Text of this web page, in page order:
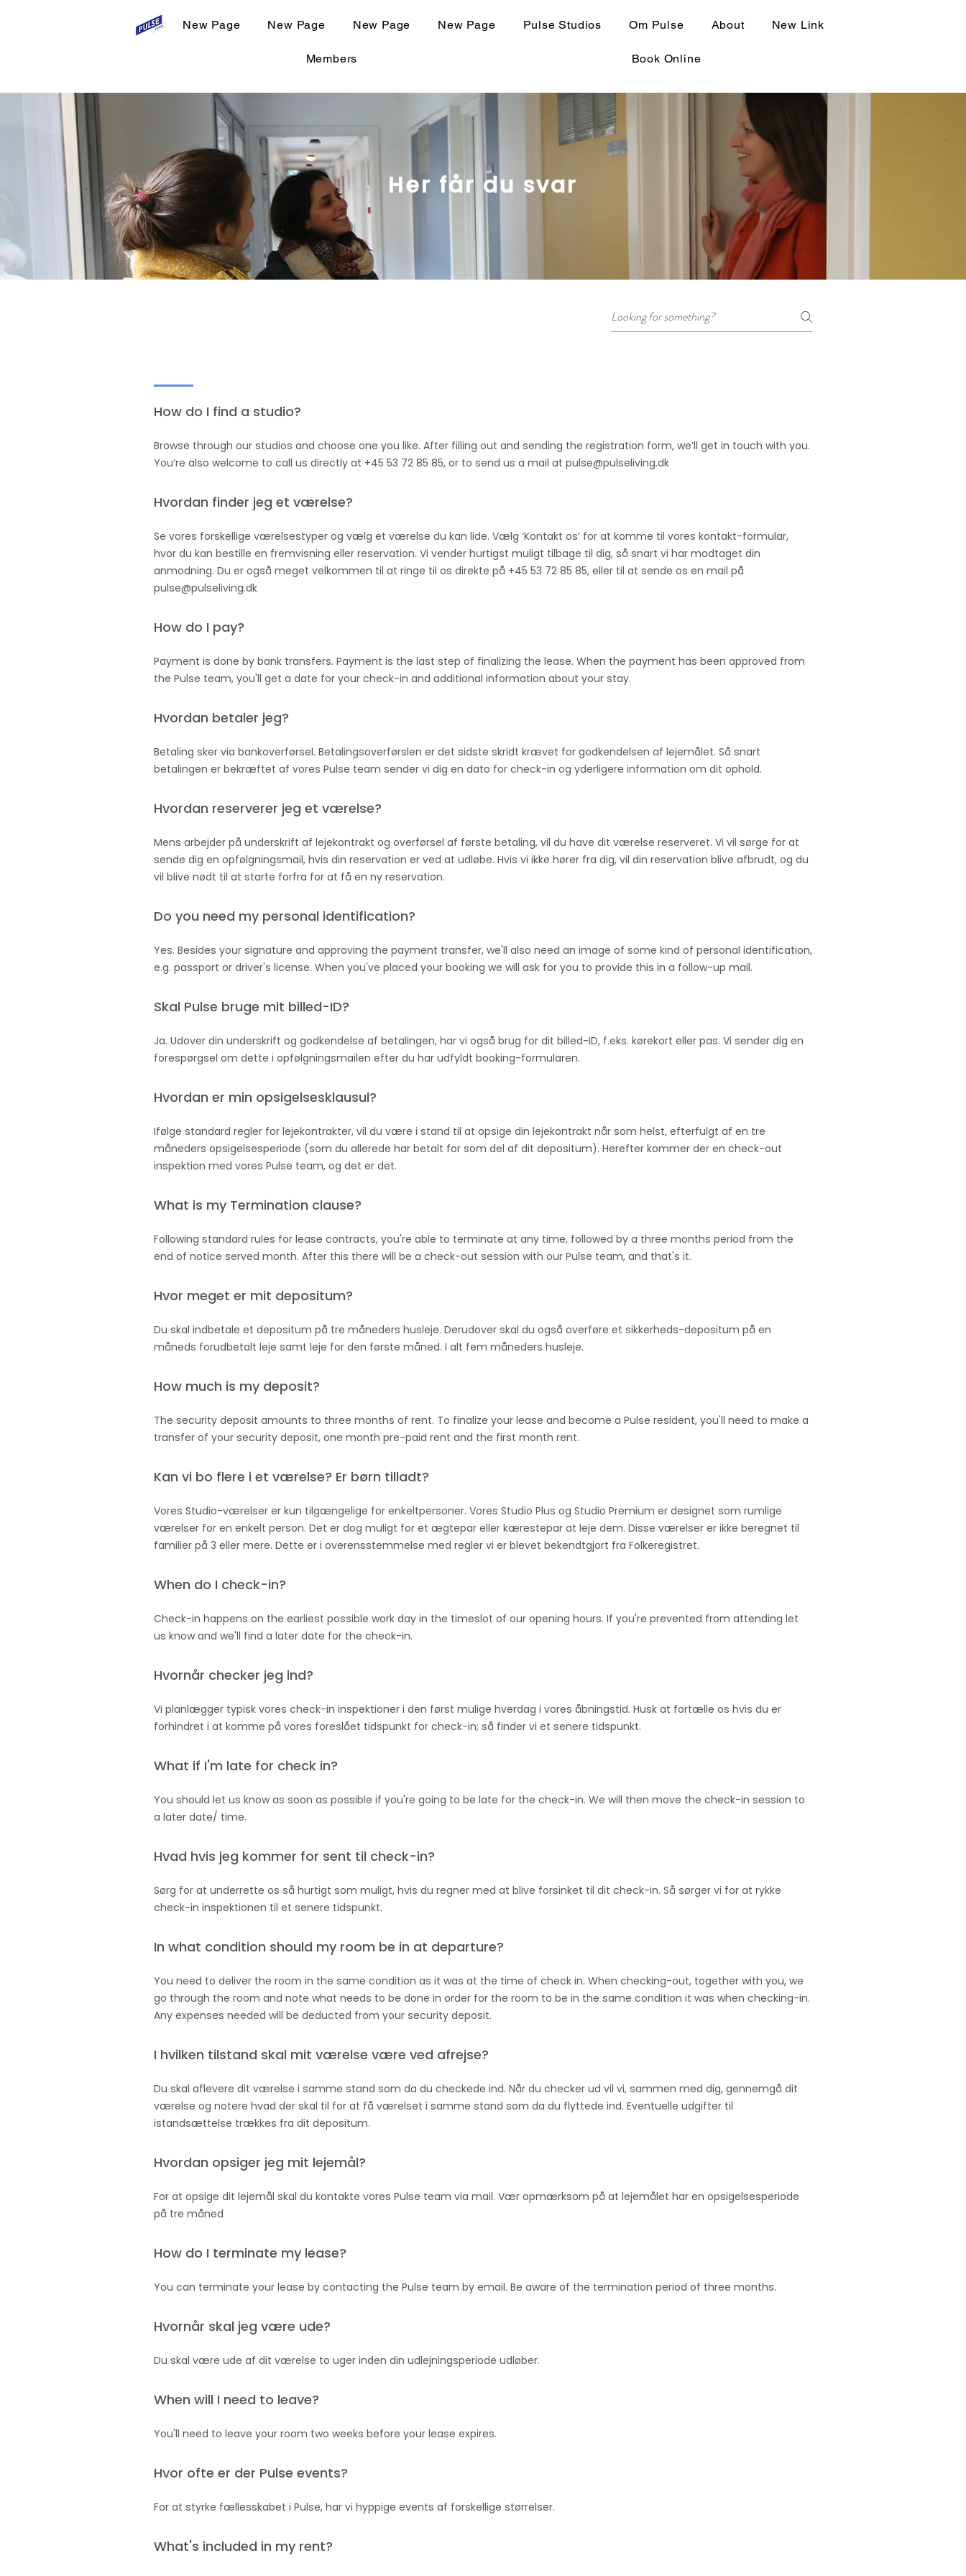
New Page New Page New Page New Page Pulse Studios Om Pulse About New Link
Members Book Online
Her får du svar
How do I find a studio?
Browse through our studios and choose one you like. After filling out and sending the registration form, we’ll get in touch with you.
You’re also welcome to call us directly at +45 53 72 85 85, or to send us a mail at pulse@pulseliving.dk
Hvordan finder jeg et værelse?
Se vores forskellige værelsestyper og vælg et værelse du kan lide. Vælg ‘Kontakt os’ for at komme til vores kontakt-formular,
hvor du kan bestille en fremvisning eller reservation. Vi vender hurtigst muligt tilbage til dig, så snart vi har modtaget din
anmodning. Du er også meget velkommen til at ringe til os direkte på +45 53 72 85 85, eller til at sende os en mail på
pulse@pulseliving.dk
How do I pay?
Payment is done by bank transfers. Payment is the last step of finalizing the lease. When the payment has been approved from
the Pulse team, you'll get a date for your check-in and additional information about your stay.
Hvordan betaler jeg?
Betaling sker via bankoverførsel. Betalingsoverførslen er det sidste skridt krævet for godkendelsen af lejemålet. Så snart
betalingen er bekræftet af vores Pulse team sender vi dig en dato for check-in og yderligere information om dit ophold.
Hvordan reserverer jeg et værelse?
Mens arbejder på underskrift af lejekontrakt og overførsel af første betaling, vil du have dit værelse reserveret. Vi vil sørge for at
sende dig en opfølgningsmail, hvis din reservation er ved at udløbe. Hvis vi ikke hører fra dig, vil din reservation blive afbrudt, og du
vil blive nødt til at starte forfra for at få en ny reservation.
Do you need my personal identification?
Yes. Besides your signature and approving the payment transfer, we'll also need an image of some kind of personal identification,
e.g. passport or driver's license. When you've placed your booking we will ask for you to provide this in a follow-up mail.
Skal Pulse bruge mit billed-ID?
Ja. Udover din underskrift og godkendelse af betalingen, har vi også brug for dit billed-ID, f.eks. kørekort eller pas. Vi sender dig en
forespørgsel om dette i opfølgningsmailen efter du har udfyldt booking-formularen.
Hvordan er min opsigelsesklausul?
Ifølge standard regler for lejekontrakter, vil du være i stand til at opsige din lejekontrakt når som helst, efterfulgt af en tre
måneders opsigelsesperiode (som du allerede har betalt for som del af dit depositum). Herefter kommer der en check-out
inspektion med vores Pulse team, og det er det.
What is my Termination clause?
Following standard rules for lease contracts, you're able to terminate at any time, followed by a three months period from the
end of notice served month. After this there will be a check-out session with our Pulse team, and that's it.
Hvor meget er mit depositum?
Du skal indbetale et depositum på tre måneders husleje. Derudover skal du også overføre et sikkerheds-depositum på en
måneds forudbetalt leje samt leje for den første måned. I alt fem måneders husleje.
How much is my deposit?
The security deposit amounts to three months of rent. To finalize your lease and become a Pulse resident, you'll need to make a
transfer of your security deposit, one month pre-paid rent and the first month rent.
Kan vi bo flere i et værelse? Er børn tilladt?
Vores Studio-værelser er kun tilgængelige for enkeltpersoner. Vores Studio Plus og Studio Premium er designet som rumlige
værelser for en enkelt person. Det er dog muligt for et ægtepar eller kærestepar at leje dem. Disse værelser er ikke beregnet til
familier på 3 eller mere. Dette er i overensstemmelse med regler vi er blevet bekendtgjort fra Folkeregistret.
When do I check-in?
Check-in happens on the earliest possible work day in the timeslot of our opening hours. If you're prevented from attending let
us know and we'll find a later date for the check-in.
Hvornår checker jeg ind?
Vi planlægger typisk vores check-in inspektioner i den først mulige hverdag i vores åbningstid. Husk at fortælle os hvis du er
forhindret i at komme på vores foreslået tidspunkt for check-in; så finder vi et senere tidspunkt.
What if I'm late for check in?
You should let us know as soon as possible if you're going to be late for the check-in. We will then move the check-in session to
a later date/ time.
Hvad hvis jeg kommer for sent til check-in?
Sørg for at underrette os så hurtigt som muligt, hvis du regner med at blive forsinket til dit check-in. Så sørger vi for at rykke
check-in inspektionen til et senere tidspunkt.
In what condition should my room be in at departure?
You need to deliver the room in the same condition as it was at the time of check in. When checking-out, together with you, we
go through the room and note what needs to be done in order for the room to be in the same condition it was when checking-in.
Any expenses needed will be deducted from your security deposit.
I hvilken tilstand skal mit værelse være ved afrejse?
Du skal aflevere dit værelse i samme stand som da du checkede ind. Når du checker ud vil vi, sammen med dig, gennemgå dit
værelse og notere hvad der skal til for at få værelset i samme stand som da du flyttede ind. Eventuelle udgifter til
istandsættelse trækkes fra dit depositum.
Hvordan opsiger jeg mit lejemål?
For at opsige dit lejemål skal du kontakte vores Pulse team via mail. Vær opmærksom på at lejemålet har en opsigelsesperiode
på tre måned
How do I terminate my lease?
You can terminate your lease by contacting the Pulse team by email. Be aware of the termination period of three months.
Hvornår skal jeg være ude?
Du skal være ude af dit værelse to uger inden din udlejningsperiode udløber.
When will I need to leave?
You'll need to leave your room two weeks before your lease expires.
Hvor ofte er der Pulse events?
For at styrke fællesskabet i Pulse, har vi hyppige events af forskellige størrelser.
What's included in my rent?